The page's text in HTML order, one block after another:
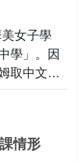
女子學
學」。因
取中文名
致要求用
287 名。
情形